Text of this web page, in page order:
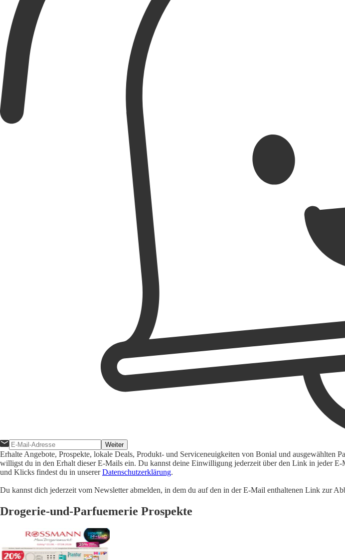
Weiter
Erhalte Angebote, Prospekte, lokale Deals, Produkt- und Serviceneuigkeiten von Bonial und
willigst du in den Erhalt dieser E-Mails ein. Du kannst deine Einwilligung jederzeit über den Link in jeder
und Klicks findest du in unsererDatenschutzerklärung.
Du kannst dich jederzeit vom Newsletter abmelden, in dem du auf den in der E-Mail enthaltenen Link zur
Drogerie-und-Parfuemerie Prospekte